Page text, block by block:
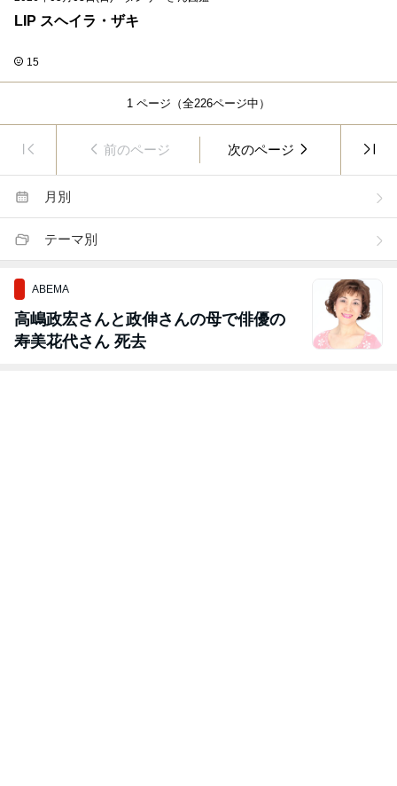
LIP スヘイラ・ザキ
15
1 ページ（全226ページ中）
前のページ 次のページ
月別
テーマ別
ABEMA
高嶋政宏さんと政伸さんの母で俳優の
寿美花代さん 死去